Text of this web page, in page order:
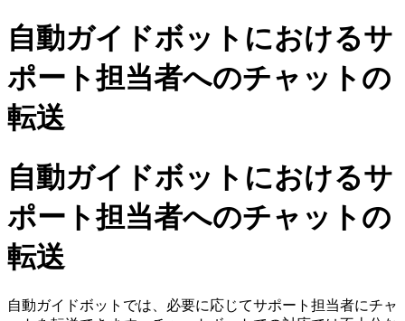
自動ガイドボットにおけるサ
ポート担当者へのチャットの
転送
自動ガイドボットにおけるサ
ポート担当者へのチャットの
転送
自動ガイドボットでは、必要に応じてサポート担当者にチャ